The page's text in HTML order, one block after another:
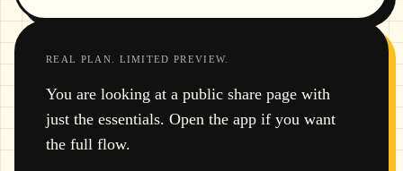
REAL PLAN. LIMITED PREVIEW.
You are looking at a public share page with
just the essentials. Open the app if you want
the full flow.